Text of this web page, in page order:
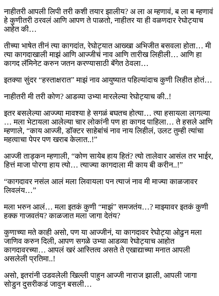
नाहीतरी आपली लिपी तरी कशी तयार झालीय? अ ला अ म्हणावं, ब ला ब म्हणावं
हे कुणीतरी ठरवलं आणि आपण ते पाळतो, नाहीतर या ही वळणदार रेघोट्याच
आहेत की…
तीच्या भाषेत तीनं त्या कागदांत, रेघोट्यात आख्खा अभिजीत बसवला होता… मी
त्या कागदाखाली माझं आणि आज्जीचं नाव आणि तारीख लिहीली… आणि हा
कागद लॅमिनेट करुन जतन करण्यासाठी बॅगेत ठेवला…
इतक्या सुंदर “हस्ताक्षरात” माझं नाव आयुष्यात पहिल्यांदाच कुणी लिहीत होतं…
नाहीतरी मी तरी कोण? आडव्या उभ्या मारलेल्या रेघोट्याच की..!
इतर बसलेल्या आज्ज्या मावश्या हे सगळं बघतच होत्या… त्या हसायला लागल्या
… मला भेटायला आलेल्या चार लोकांनी पण हा कागद पाहिला… ते हसले आणि
म्हणाले, “काय आज्जी, डॉक्टर साहेबांचं नाव नाय लिहीलं, उलट तुम्ही त्यांचा
महत्वाचा पेपर पण खराब केलात..!”
आज्जी ताड्कन म्हणाली, “कोण सायेब हाय हितं? त्यो तालेवार आसंल तर भाईर,
हित्तं माजा पोरगा हाय त्यो… त्याज्या कागदाला मी काय बी करीन..!”
“कागदावर नसंल आलं मला लिवायला पन त्याजं नाव मी माज्या काळजावर
लिवलंय…”
मला भरुन आलं… मला इतकं कुणी “माझं” समजतंय…? माझ्यावर इतकं कुणी
हक्क गाजवतंय? काळजात मला जागा देतंय?
कुणाच्या मते काही असो, पण या आज्जीनं, या कागदावर रेघोट्या ओढुन मला
जाणिव करुन दिली, आपण सगळे उभ्या आडव्या रेघोट्याच आहोत
कागदावरच्या… आपलं खरं आस्तित्व असते ते एखाद्याच्या मनात आपली
असलेली प्रतिमा..!
असो, इतरांनी उडवलेली खिल्ली पाहुन आज्जी नाराज झाली, आपली जागा
सोडुन दुसरीकडं जावुन बसली…